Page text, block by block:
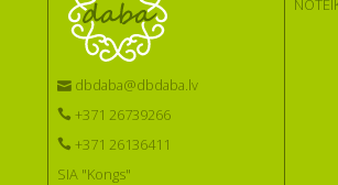
dbdaba@dbdaba.lv
+371 26739266
+371 26136411
SIA "Kongs"